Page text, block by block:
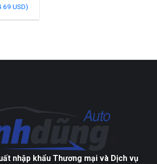
USD)
nhập khẩu Thương mại và Dịch vụ